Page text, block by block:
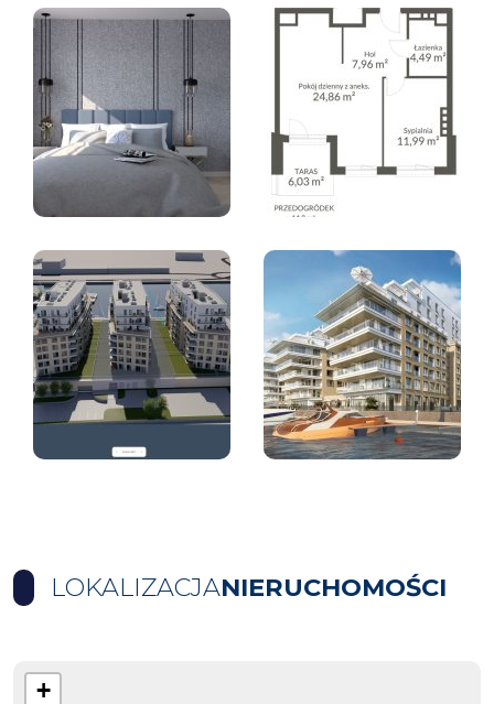
LOKALIZACJANIERUCHOMOŚCI
+